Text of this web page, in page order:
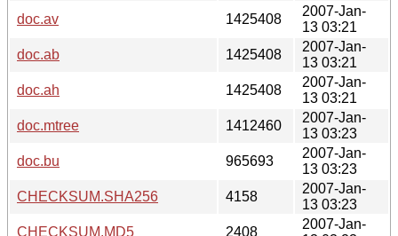
doc.av
1425408
2007-Jan-
13 03:21
doc.ab
1425408
2007-Jan-
13 03:21
doc.ah
1425408
2007-Jan-
13 03:21
doc.mtree
1412460
2007-Jan-
13 03:23
doc.bu
965693
2007-Jan-
13 03:23
CHECKSUM.SHA256
4158
2007-Jan-
13 03:23
CHECKSUM.MD5
2408
2007-Jan-